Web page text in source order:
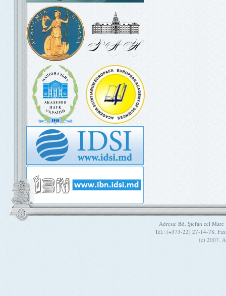
Adresa: Bd. Ştefan cel
Tel.: (+373-22) 27-14-78,
(c) 2007.